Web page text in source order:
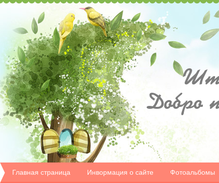
Добро
Главная страница Инвормация о сайте Фотоальбомы